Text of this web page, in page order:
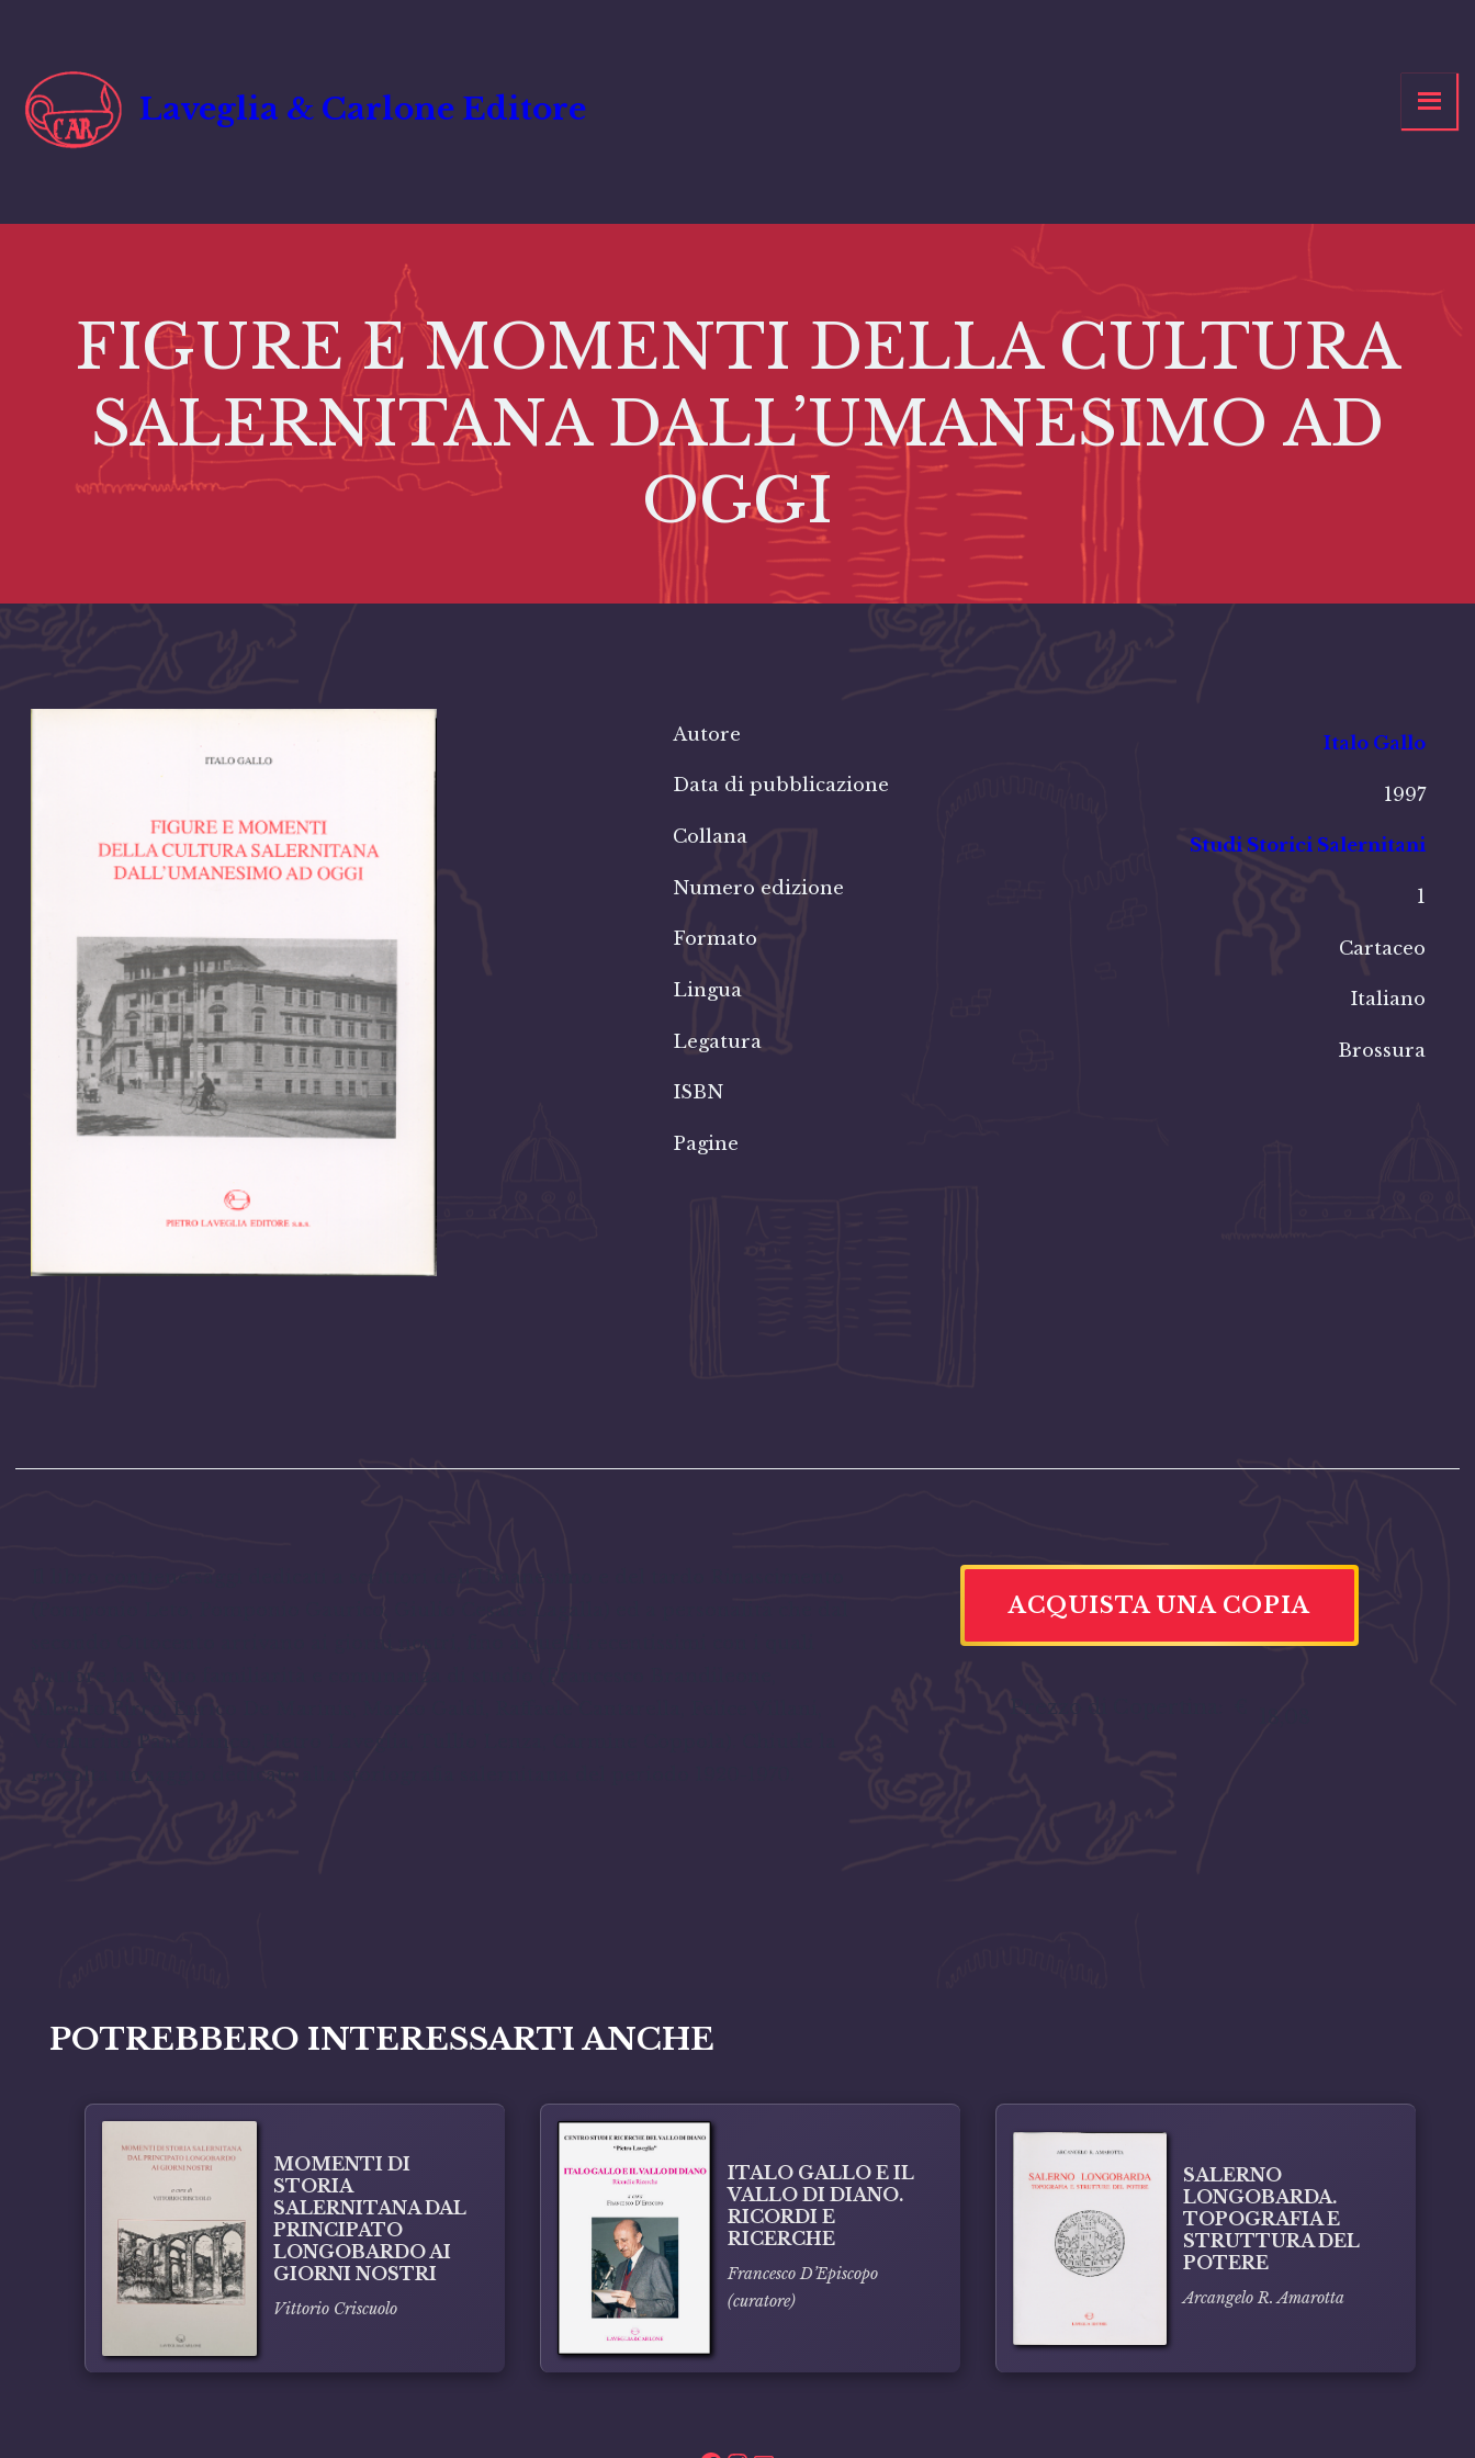
contenuto
Laveglia & Carlone Editore
FIGURE E MOMENTI DELLA CULTURA
SALERNITANA DALL’UMANESIMO AD
OGGI
Autore
Italo Gallo
Data di pubblicazione
1997
Collana
Studi Storici Salernitani
Numero edizione
1
Formato
Cartaceo
Lingua
Italiano
Legatura
Brossura
ISBN
Pagine
Il libro contiene saggi dedicati a scrittori dell´Umanesimo e del tardo Rinascimento
secondo Ottocento arrivano ai giorni nostri, fino a quelli recentissimi con i quali
l’autore ha avuto familiarità e comunanza di studio (Francesco Brandileone,
Alberto Pirro, Enrico De Marinis, Marco Galdi, Raffaele Cantarella, Felice Villani,
Venturino Panebianco, Pietro Laveglia, Tullio Lenza, Carmine Coppola). Chiude la
raccolta un saggio dedicato alla storiografia salernitana del periodo 1920-1970.
ACQUISTA UNA COPIA
Prezzo di Copertina:
POTREBBERO INTERESSARTI ANCHE
MOMENTI DI
STORIA
SALERNITANA DAL
PRINCIPATO
LONGOBARDO AI
GIORNI NOSTRI
Vittorio Criscuolo
ITALO GALLO E IL
VALLO DI DIANO.
RICORDI E
RICERCHE
Francesco D’Episcopo
(curatore)
SALERNO
LONGOBARDA.
TOPOGRAFIA E
STRUTTURA DEL
POTERE
Arcangelo R. Amarotta